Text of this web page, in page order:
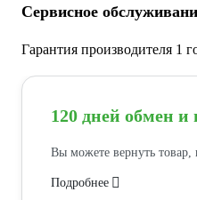
Сервисное
Гарантия производителя 1
120 дней обмен и
Вы можете вернуть товар,
Подробнее